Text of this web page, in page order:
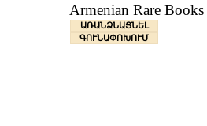
Armenian Rare Books
ԱՌԱՆՁՆԱՑՆԵԼ
ԳՈՒՆԱՓՈԽՈՒՄ